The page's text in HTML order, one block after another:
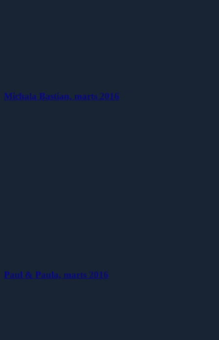
Michala Bastian, marts 2016
Paul & Paula, marts 2016